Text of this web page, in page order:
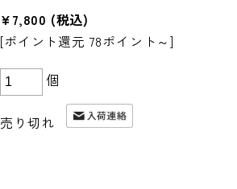
¥7,800 (税込)
[ポイント還元 78ポイント～]
個
売り切れ